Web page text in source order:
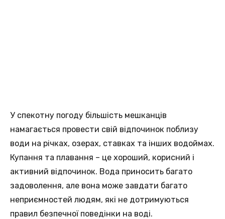
У спекотну погоду більшість мешканців
намагається провести свій відпочинок поблизу
води на річках, озерах, ставках та інших водоймах.
Купання та плавання – це хороший, корисний і
активний відпочинок. Вода приносить багато
задоволення, але вона може завдати багато
неприємностей людям, які не дотримуються
правил безпечної поведінки на воді.